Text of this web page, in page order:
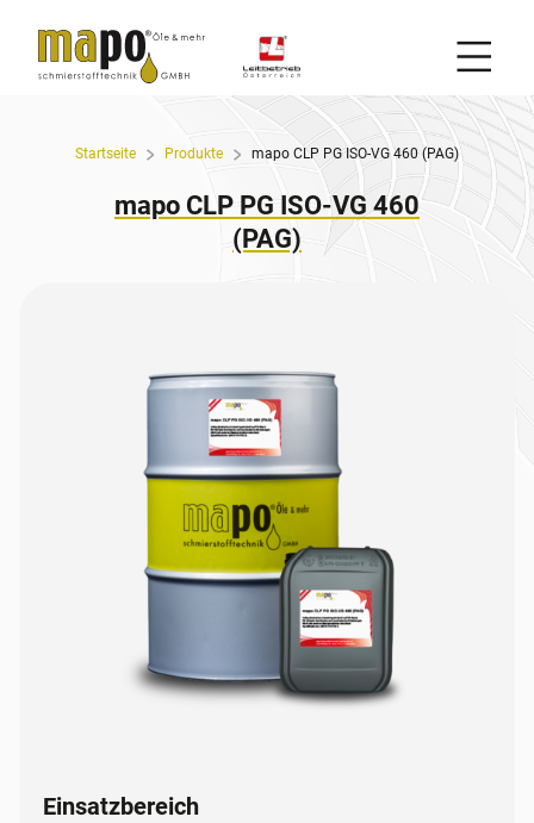
Startseite Produkte mapo CLP PG ISO-VG 460 (PAG)
mapo CLP PG ISO-VG 460
(PAG)
Einsatzbereich